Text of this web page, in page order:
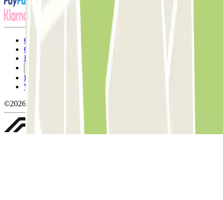
Conditions générales d'utilisation et contrat
Conditions d'annulation
Politique relative aux cookies
Politique de confidentialité
Whistleblowing
©2026 Parclick. Tous droits réservés